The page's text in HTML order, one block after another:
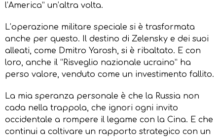
l’America” un’altra volta.
L’operazione militare speciale si è trasformata
anche per questo. Il destino di Zelensky e dei suoi
alleati, come Dmitro Yarosh, si è ribaltato. E con
loro, anche il “Risveglio nazionale ucraino” ha
perso valore, venduto come un investimento fallito.
La mia speranza personale è che la Russia non
cada nella trappola, che ignori ogni invito
occidentale a rompere il legame con la Cina. E che
continui a coltivare un rapporto strategico con un